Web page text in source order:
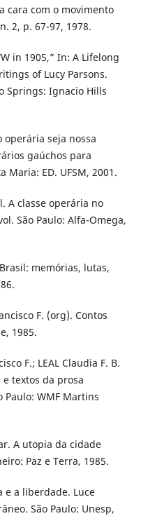
cara com o movimento
2, p. 67-97, 1978.
in 1905,” In: A Lifelong
of Lucy Parsons.
Springs: Ignacio Hills
operária seja nossa
gaúchos para
Maria: ED. UFSM, 2001.
A classe operária no
São Paulo: Alfa-Omega,
memórias, lutas,
F. (org). Contos
1985.
F.; LEAL Claudia F. B.
textos da prosa
Paulo: WMF Martins
A utopia da cidade
Paz e Terra, 1985.
e a liberdade. Luce
São Paulo: Unesp,